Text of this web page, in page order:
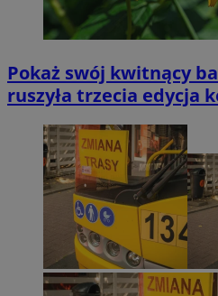
Pokaż swój kwitnący
ruszyła trzecia edycja